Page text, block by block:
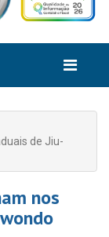
de Jiu-
nos